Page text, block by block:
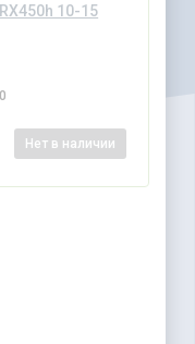
10-15
Нет в наличии